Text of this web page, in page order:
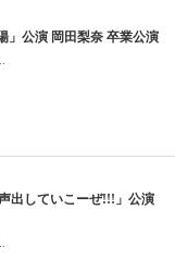
」公演 岡田梨奈 卒業公演
出していこーぜ!!!」公演